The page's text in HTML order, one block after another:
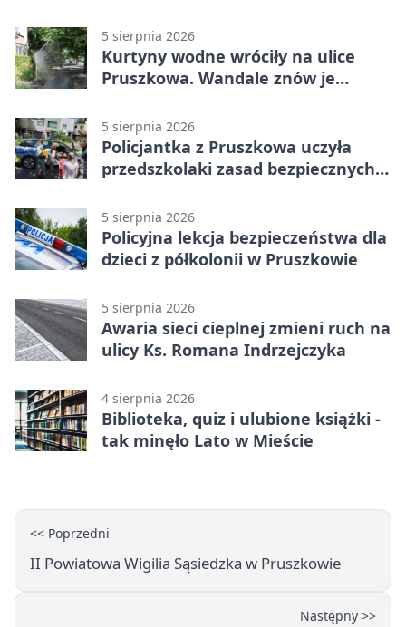
5 sierpnia 2026
Kurtyny wodne wróciły na ulice
Pruszkowa. Wandale znów je
5 sierpnia 2026
Policjantka z Pruszkowa uczyła
przedszkolaki zasad bezpiecznych
5 sierpnia 2026
Policyjna lekcja bezpieczeństwa dla
dzieci z półkolonii w Pruszkowie
5 sierpnia 2026
Awaria sieci cieplnej zmieni ruch na
ulicy Ks. Romana Indrzejczyka
4 sierpnia 2026
Biblioteka, quiz i ulubione książki -
tak minęło Lato w Mieście
<< Poprzedni
II Powiatowa Wigilia Sąsiedzka w Pruszkowie
Następny >>